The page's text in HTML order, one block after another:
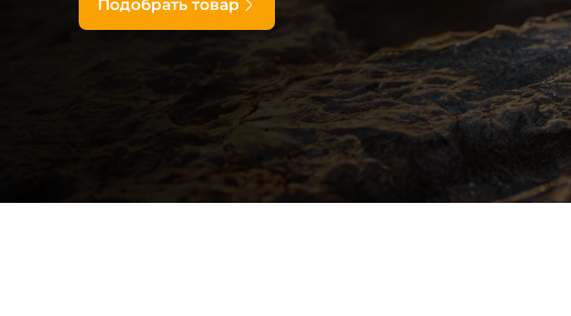
Зарядные устройства Fenix
Аксессуары для фонарей
Подобрать товар